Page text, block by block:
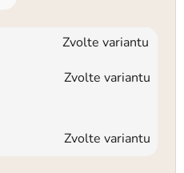
Zvolte variantu
Zvolte variantu
Zvolte variantu